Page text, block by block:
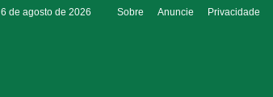
6 de agosto de 2026 Sobre Anuncie Privacidade